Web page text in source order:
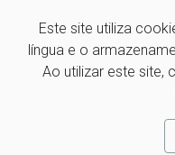
Este site utiliza
língua e o
Ao utilizar este site,